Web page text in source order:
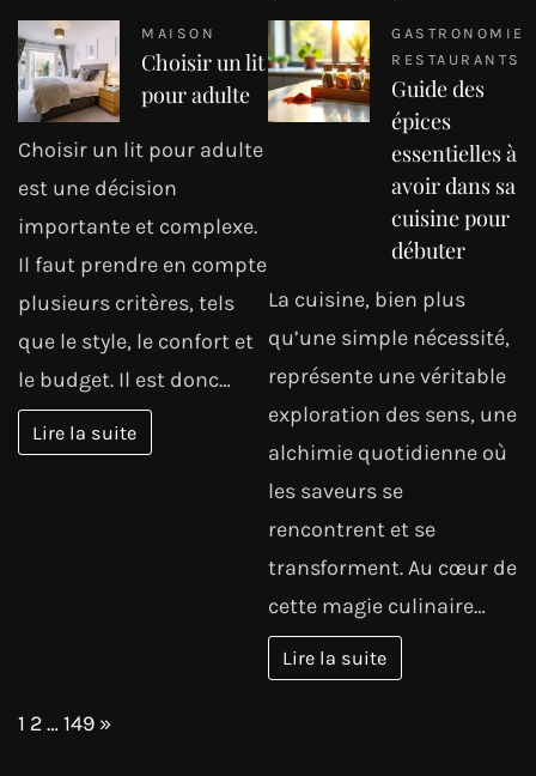
MAISON
Choisir un lit
pour adulte
Choisir un lit pour adulte
est une décision
importante et complexe.
Il faut prendre en compte
plusieurs critères, tels
que le style, le confort et
le budget. Il est donc…
Lire la suite
GASTRONOMIE
RESTAURANTS
Guide des
épices
essentielles à
avoir dans sa
cuisine pour
débuter
La cuisine, bien plus
qu’une simple nécessité,
représente une véritable
exploration des sens, une
alchimie quotidienne où
les saveurs se
rencontrent et se
transforment. Au cœur de
cette magie culinaire…
Lire la suite
Page:
1 2…149 Next
»